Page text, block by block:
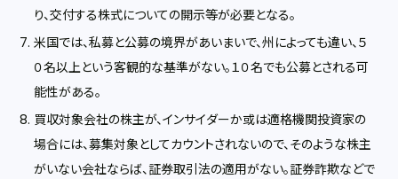
り、交付する株式についての開示等が必要となる。
米国では、私募と公募の境界があいまいで、州によっても違い、５
０名以上という客観的な基準がない。１０名でも公募とされる可
能性がある。
買収対象会社の株主が、インサイダーか或は適格機関投資家の
場合には、募集対象としてカウントされないので、そのような株主
がいない会社ならば、証券取引法の適用がない。証券詐欺などで